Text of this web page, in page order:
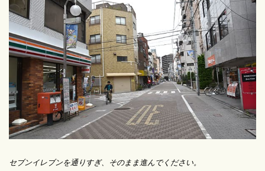
セブンイレブンを通りすぎ、そのまま進んでください。